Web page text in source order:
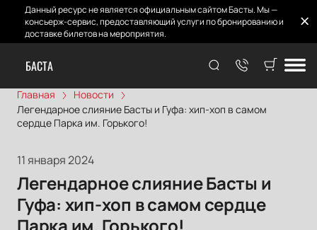
Данный ресурс не является официальным сайтом Басты. Мы —
консьерж-сервис, предоставляющий услуги по бронированию и
доставке билетов на мероприятия.
БАСТА
Главная
Новости
Легендарное слияние Басты и Гуфа: хип-хоп в самом
сердце Парка им. Горького!
11 января 2024
Легендарное слияние Басты и
Гуфа: хип-хоп в самом сердце